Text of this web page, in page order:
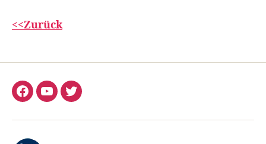
<<Zurück
Facebook
YouTubeTwitter